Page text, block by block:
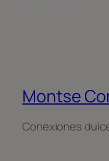
Montse
Conexiones